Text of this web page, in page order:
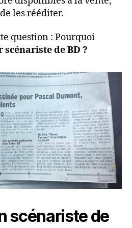
les rééditer.
question : Pourquoi
scénariste de BD ?
scénariste de